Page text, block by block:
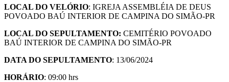
LOCAL DO VELÓRIO: IGREJA ASSEMBLÉIA DE DEUS
POVOADO BAÚ INTERIOR DE CAMPINA DO SIMÃO-PR
LOCAL DO SEPULTAMENTO: CEMITÉRIO POVOADO
BAÚ INTERIOR DE CAMPINA DO SIMÃO-PR
DATA DO SEPULTAMENTO: 13/06/2024
HORÁRIO: 09:00 hrs